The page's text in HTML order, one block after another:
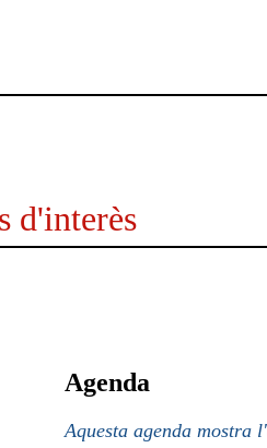
d'interès
Agenda
Aquesta agenda mostra